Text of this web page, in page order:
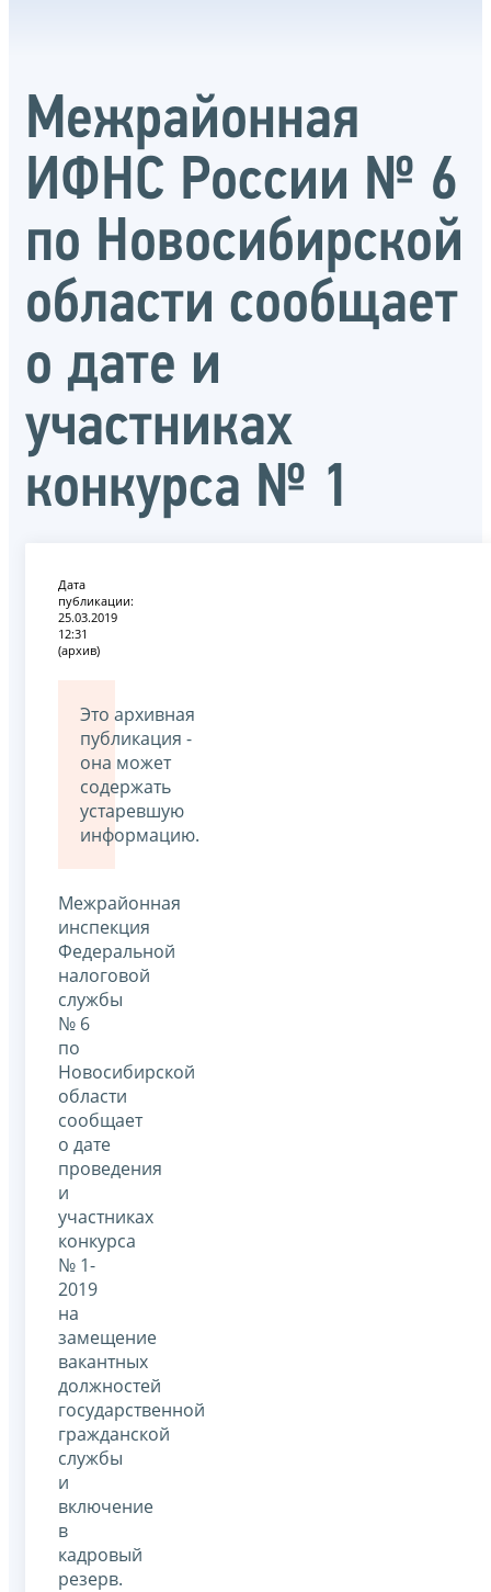
Межрайонная
ИФНС России № 6
по Новосибирской
области сообщает
о дате и
участниках
конкурса № 1
Дата
публикации:
25.03.2019
12:31
(архив)
Это архивная
публикация -
она может
содержать
устаревшую
информацию.
Межрайонная
инспекция
Федеральной
налоговой
службы
№ 6
по
Новосибирской
области
сообщает
о дате
проведения
и
участниках
конкурса
№ 1-
2019
на
замещение
вакантных
должностей
государственной
гражданской
службы
и
включение
в
кадровый
резерв.